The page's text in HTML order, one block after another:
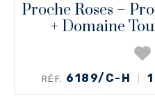
Proche Roses –
+ Domaine
RÉF. 6189/C-H